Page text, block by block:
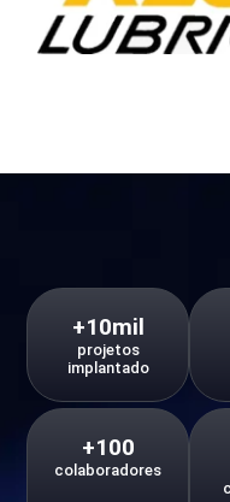
+10mil
projetos
implantado
+100
colaboradores